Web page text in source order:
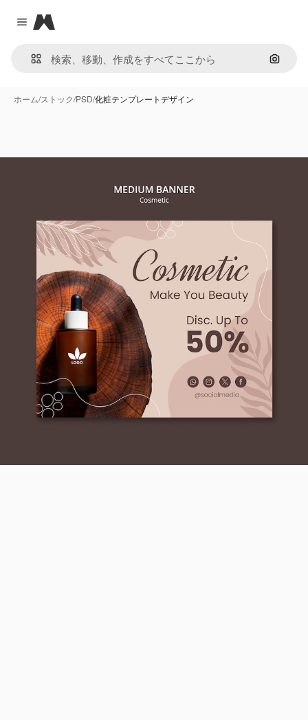
Close menu
Magnific
画像で
ホーム/ストック/PSD/化粧テンプレートデザイン